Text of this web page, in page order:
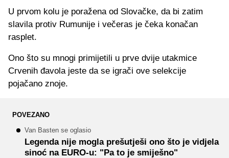
U prvom kolu je poražena od Slovačke, da bi zatim
slavila protiv Rumunije i večeras je čeka konačan
rasplet.
Ono što su mnogi primijetili u prve dvije utakmice
Crvenih đavola jeste da se igrači ove selekcije
pojačano znoje.
POVEZANO
Van Basten se oglasio
Legenda nije mogla prešutješi ono što je vidjela
sinoć na EURO-u: "Pa to je smiješno"